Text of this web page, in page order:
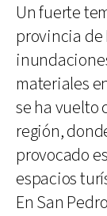
Un fuerte
provincia de
materiales
se ha vuelto
región,
provocado
espacios
En San